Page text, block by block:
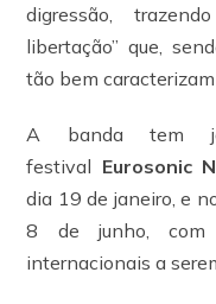
digressão,
libertação” que,
tão bem
A banda tem
festival Eurosonic
dia 19 de janeiro, e
8 de junho, com
internacionais a